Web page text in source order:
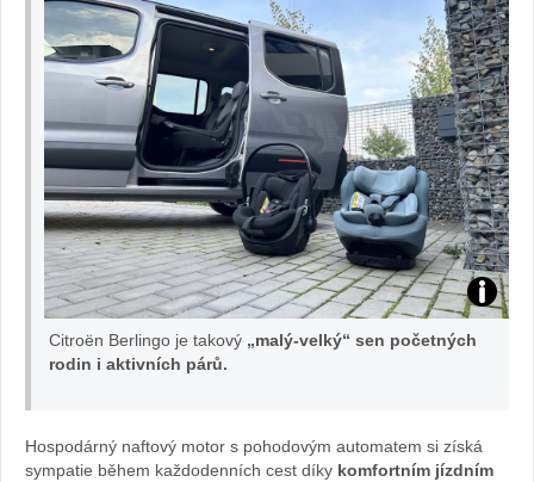
test
foto
Citroën Berlingo je takový „malý-velký“ sen početných
rodin i aktivních párů.
Hospodárný naftový motor s pohodovým automatem si získá
sympatie během každodenních cest díky komfortním jízdním